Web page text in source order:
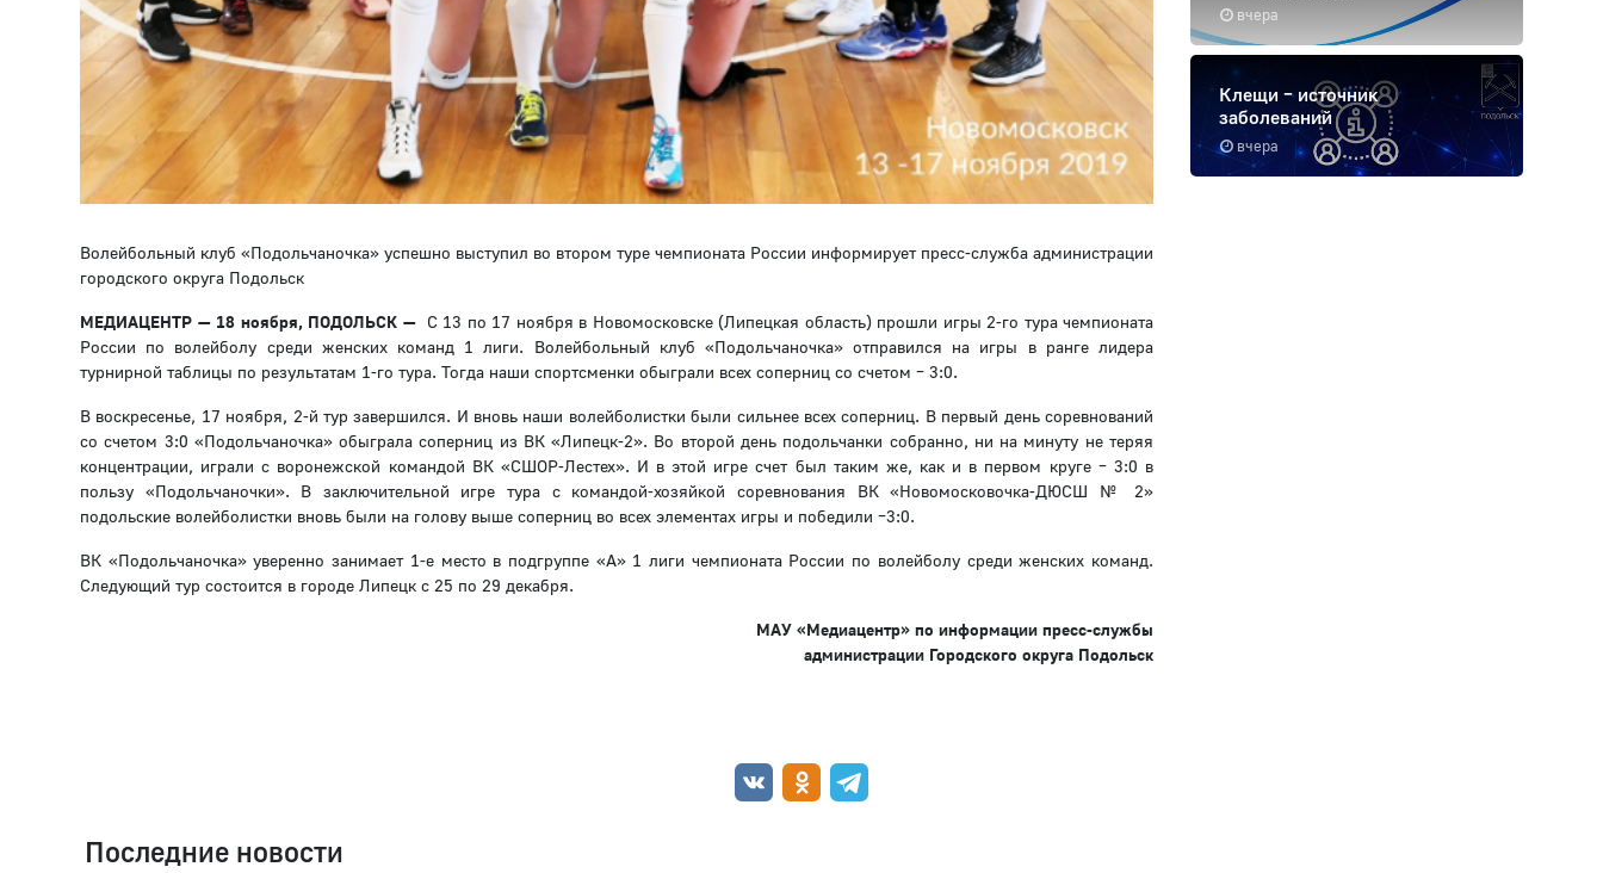
Волейбольный клуб «Подольчаночка» успешно выступил во втором туре чемпионата России информирует пресс-служба администрации
городского округа Подольск
МЕДИАЦЕНТР — 18 ноября, ПОДОЛЬСК —С 13 по 17 ноября в Новомосковске (Липецкая область) прошли игры 2-го тура чемпионата
России по волейболу среди женских команд 1 лиги. Волейбольный клуб «Подольчаночка» отправился на игры в ранге лидера
турнирной таблицы по результатам 1-го тура. Тогда наши спортсменки обыграли всех соперниц со счетом – 3:0.
В воскресенье, 17 ноября, 2-й тур завершился. И вновь наши волейболистки были сильнее всех соперниц. В первый день соревнований
со счетом 3:0 «Подольчаночка» обыграла соперниц из ВК «Липецк-2». Во второй день подольчанки собранно, ни на минуту не теряя
концентрации, играли с воронежской командой ВК «СШОР-Лестех». И в этой игре счет был таким же, как и в первом круге – 3:0 в
пользу «Подольчаночки». В заключительной игре тура с командой-хозяйкой соревнования ВК «Новомосковочка-ДЮСШ № 2»
подольские волейболистки вновь были на голову выше соперниц во всех элементах игры и победили –3:0.
ВК «Подольчаночка» уверенно занимает 1-е место в подгруппе «А» 1 лиги чемпионата России по волейболу среди женских команд.
Следующий тур состоится в городе Липецк с 25 по 29 декабря.
МАУ «Медиацентр» по информации пресс-службы
администрации Городского округа Подольск
вчера
вчера
Клещи – источник
заболеваний
Последние новости